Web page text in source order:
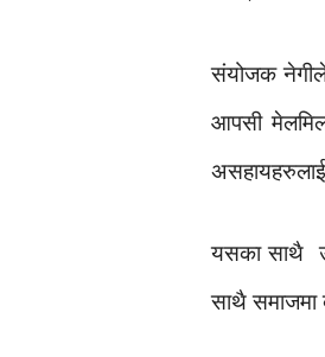
संयोजक नेगीले
आपसी
यसका साथै
साथै समाजमा